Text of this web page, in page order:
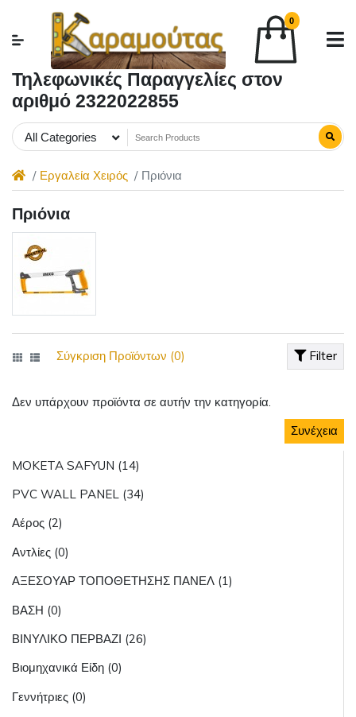
0
Τηλεφωνικές Παραγγελίες στον
αριθμό 2322022855
All Categories
Εργαλεία Χειρός Πριόνια
MOKETA SAFYUN (14)
PVC WALL PANEL (34)
Αέρος (2)
Αντλίες (0)
ΑΞΕΣΟΥΑΡ ΤΟΠΟΘΕΤΗΣΗΣ ΠΑΝΕΛ (1)
ΒΑΣΗ (0)
ΒΙΝΥΛΙΚΟ ΠΕΡΒΑΖΙ (26)
Βιομηχανικά Είδη (0)
Γεννήτριες (0)
Πριόνια
Filter
Σύγκριση Προϊόντων (0)
Δεν υπάρχουν προϊόντα σε αυτήν την κατηγορία.
Συνέχεια